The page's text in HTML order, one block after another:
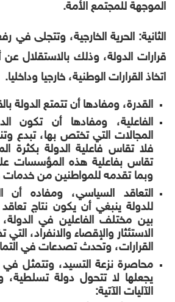
الموجهة للمجتمع الأمة.
الثانية: الحرية الخارجية، وتتجلى في
قرارات الدولة، وذلك بالاستقلال
اتخاذ القرارات الوطنية، خارجيا وداخليا.
القدرة، ومفادها أن تتمتع الدولة
الفاعلية، ومفادها أن تكون
المجالات التي تختص بها، تبدع
فلا تقاس فاعلية الدولة بكثرة
تقاس بفاعلية هذه المؤسسات
وبما تقدمه للمواطنين من خدمات
التعاقد السياسي، ومفاده أن
للدولة ينبغي أن يكون نتاج
بين مختلف الفاعلين في
الاستئثار والإقصاء والانفراد،
القرارات، وتحدث تصدعات في
محاصرة نزعة التسيد، وتتمثل في
يجعلها لا تتحول دولة
الآليات الآتية: